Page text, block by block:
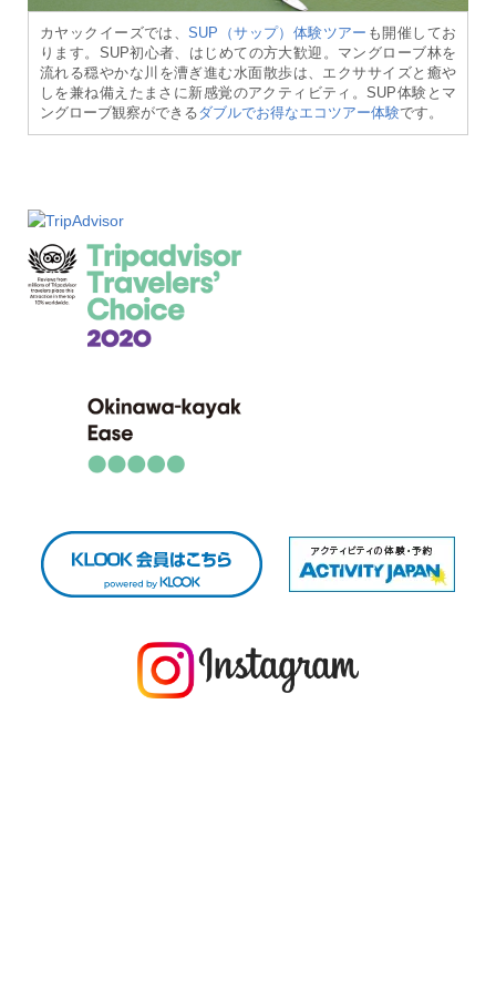
カヤックイーズでは、SUP（サップ）体験ツアー も開催してお
ります。SUP初心者、はじめての方大歓迎。マングローブ林を
流れる穏やかな川を漕ぎ進む水面散歩は、エクササイズと癒や
しを兼ね備えたまさに新感覚のアクティビティ。SUP体験とマ
ングローブ観察ができるダブルでお得なエコツアー体験です。